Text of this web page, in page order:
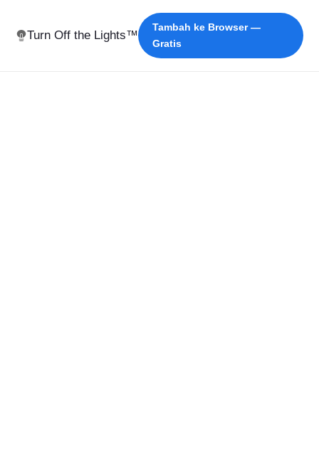
Turn Off the Lights™
Tambah ke Browser —
Gratis